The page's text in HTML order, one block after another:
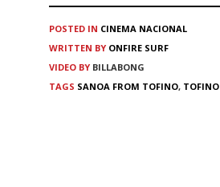
POSTED IN CINEMA NACIONAL
WRITTEN BY ONFIRE SURF
VIDEO BY BILLABONG
TAGS SANOA FROM TOFINO, TOFINO